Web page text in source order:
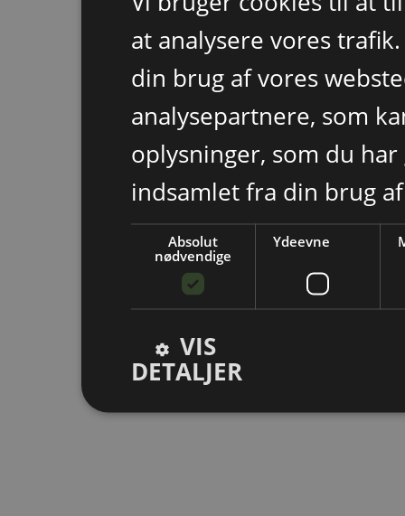
at analysere vores
din brug af vores
analysepartnere, som
oplysninger, som du
indsamlet fra din brug
Absolut
nødvendige
Ydeevne
VIS
DETALJER